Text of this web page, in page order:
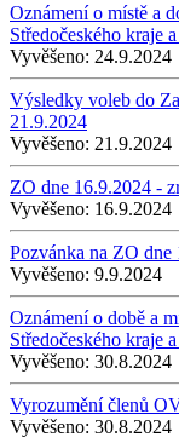
Oznámení o místě a
Středočeského kraje
Vyvěšeno: 24.9.2024
Výsledky voleb do
21.9.2024
Vyvěšeno: 21.9.2024
ZO dne 16.9.2024 -
Vyvěšeno: 16.9.2024
Pozvánka na ZO dne
Vyvěšeno: 9.9.2024
Oznámení o době a
Středočeského kraje
Vyvěšeno: 30.8.2024
Vyrozumění členů
Vyvěšeno: 30.8.2024